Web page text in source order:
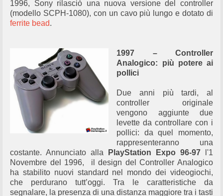
1996, Sony rilasciò una nuova versione del controller
(modello SCPH-1080), con un cavo più lungo e dotato di
ferrite bead.
1997 – Controller
Analogico: più potere ai
pollici
Due anni più tardi, al
controller originale
vengono aggiunte due
levette da controllare con i
pollici: da quel momento,
rappresenteranno una
costante. Annunciato alla
PlayStation Expo 96-97 l'1
Novembre del 1996, il design del Controller Analogico
ha stabilito nuovi standard nel mondo dei videogiochi,
che perdurano tutt’oggi. Tra le caratteristiche da
segnalare, la presenza di una distanza maggiore tra i tasti